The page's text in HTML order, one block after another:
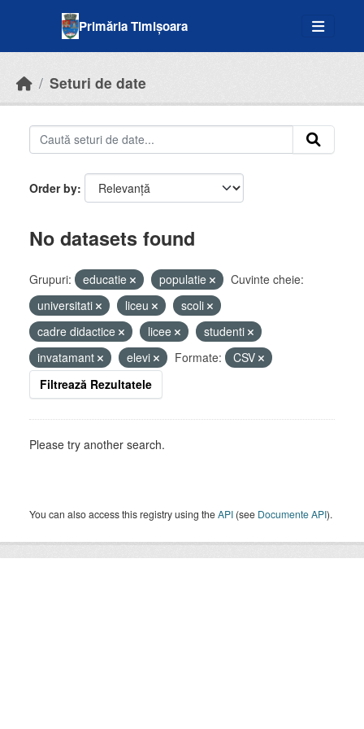
Primăria Timișoara
Seturi de date
Order by
No datasets found
Grupuri: educatie populatie
Cuvinte cheie:
universitati
liceu
scoli
cadre didactice
licee
studenti
invatamant
elevi Formate:
CSV
Filtrează Rezultatele
Please try another search.
You can also access this registry using theAPI (see Documente API).